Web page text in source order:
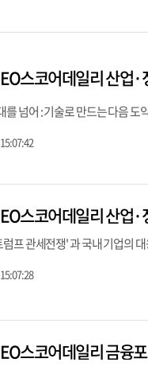
스코어데일리 산업
를 넘어 : 기술로 만드는 다음
스코어데일리 산업·
프 관세전쟁' 과 국내 기업의
스코어데일리 금융